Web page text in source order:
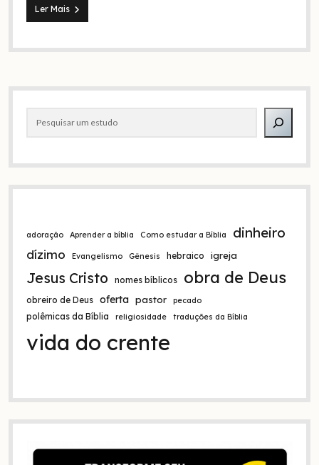
Ler Mais6
Formas
Estudar
Barra
lateral
adoração Aprender a bíblia Como estudar a Bíblia dinheiro
dízimo Evangelismo Gênesis hebraico igreja
Jesus Cristo nomes bíblicos obra de Deus
obreiro de Deus oferta pastor pecado
polêmicas da Bíblia religiosidade traduções da Bíblia
vida do crente